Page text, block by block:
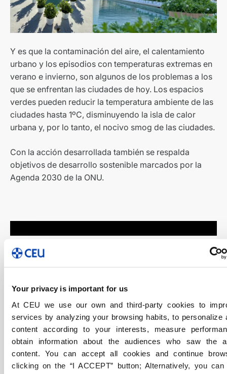
Your privacy is important for us
At CEU we use our own and third-party cookies to
services by analyzing your browsing habits, to personalize
content according to your interests, measure
obtain information about the audiences who saw the
content. You can accept all cookies and continue
clicking on the “I ACCEPT” button; Alternatively, you
Y es que la contaminación del aire, el calentamiento
urbano y los episodios con temperaturas extremas en
verano e invierno, son algunos de los problemas a los
que se enfrentan las ciudades de hoy. Los espacios
verdes pueden reducir la temperatura ambiente de las
ciudades hasta 1ºC, disminuyendo la isla de calor
urbana y, por lo tanto, el nocivo smog de las ciudades.
Con la acción desarrollada también se respalda
objetivos de desarrollo sostenible marcados por la
Agenda 2030 de la ONU.